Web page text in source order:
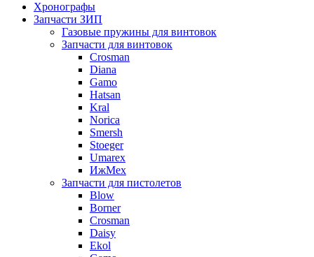
Хронографы
Запчасти ЗИП
Газовые пружины для винтовок
Запчасти для винтовок
Crosman
Diana
Gamo
Hatsan
Kral
Norica
Smersh
Stoeger
Umarex
ИжМех
Запчасти для пистолетов
Blow
Borner
Crosman
Daisy
Ekol